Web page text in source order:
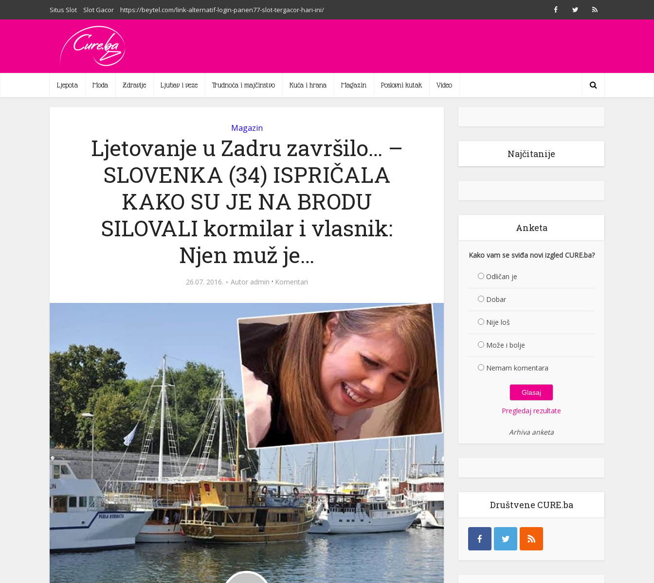
Situs Slot Slot Gacor https://beytel.com/link-alternatif-login-panen77-slot-tergacor-hari-ini/
Ljepota Moda Zdravlje Ljubav i veze Trudnoća i majčinstvo Kuća i hrana Magazin Poslovni kutak Video
Magazin
Ljetovanje u Zadru završilo… –
SLOVENKA (34) ISPRIČALA
KAKO SU JE NA BRODU
SILOVALI kormilar i vlasnik:
Njen muž je…
26.07. 2016. Autor admin · Komentari
Najčitanije
Anketa
Kako vam se sviđa novi izgled CURE.ba?
Odličan je
Dobar
Nije loš
Može i bolje
Nemam komentara
Pregledaj rezultate
Arhiva anketa
Društvene CURE.ba